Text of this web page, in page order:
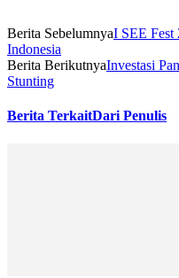
Berita SebelumnyaI SEE Fest
Indonesia
Berita BerikutnyaInvestasi
Stunting
Berita TerkaitDari Penulis